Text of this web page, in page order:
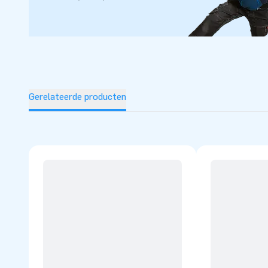
afgemeten op de meegeleverde JB Bubble Machine, een
simpelweg met water, voeg 1 zakje Bubble Powder toe,
de schuimparty kan beginnen. Er wordt gemiddeld 30 tot
Gerelateerde producten